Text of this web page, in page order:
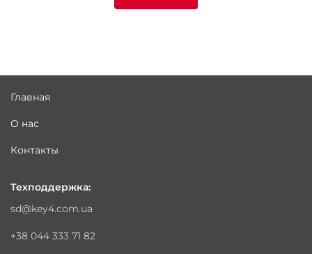
Главная
О нас
Контакты
Техподдержка:
sd@key4.com.ua
+38 044 333 71 82